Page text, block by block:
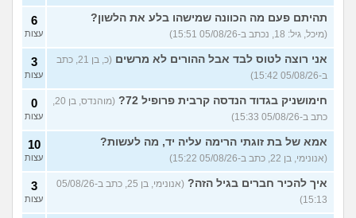
לא משלמת בדייטים
(אלי, בן
29)
9
עצות
יוצאת איתו היום לדייט ראשון 3
עצות
בטיילת או מועדון?
(רואי, בן
26)
8
עצות
לוקח אותי לדייטים גרועים
האם להמשיך?
(נטע, בת 21)
17
עצות
עוד שאלות חדשות במדור
תהיתם פעם מה הכוונה שמישהו בלע את הלשון?
(מיכל, גיל: 18, נכתב ב-05/08/26 15:51)
6
עצות
אני רוצה לטוס לבד אבל ההורים לא מרשים
(כ, בן 21, כתב
ב-05/08/26 15:42)
3
עצות
חימושניק בגדוד הנדסה קרבית פרופיל 72?
(מוהנדס, בן 20,
כתב ב-05/08/26 15:33)
0
עצות
אמא של בת זוגתי הרימה עליה יד, מה לעשות?
(אנונימי, בן 22, כתב ב-05/08/26 15:22)
10
עצות
איך להכיר חברים בגיל הזה?
(אנונימי, בן 25, כתב ב-05/08/26
15:13)
3
עצות